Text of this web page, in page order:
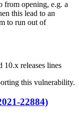
from opening, e.g. a
this lead to an
to run out of
releases lines
this vulnerability.
22884)